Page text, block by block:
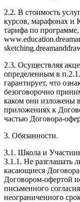
2.2. В стоимость
курсов, марафонах и
тарифа по
2.3. Осуществляя
определенным в
гарантирует, что
безоговорочно
каком они изложены
приложениях к
частью Договора-
3. Обязанности.
3.1. Школа и
3.1.1. Не
касающиеся
Договором-офертой
письменного
неограниченного